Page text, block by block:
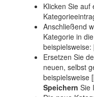
Klicken Sie auf
Anschließend
Kategorie in
Ersetzen Sie
neuen, selbst
beispielsweise
Speichern Sie